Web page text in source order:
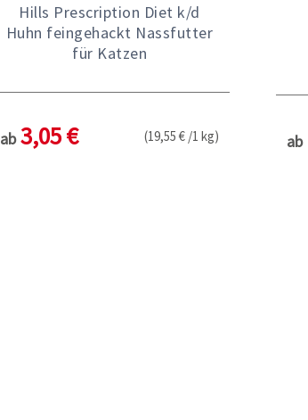
Hills Prescription Diet k/d
Huhn feingehackt Nassfutter
für Katzen
ab 3,05 € (19,55 € /1 kg) ab